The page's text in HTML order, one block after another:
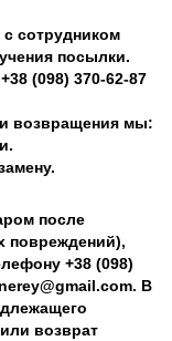
сотрудником
посылки.
(098) 370-62-87
возвращения мы:
после
повреждений),
+38 (098)
В
возврат